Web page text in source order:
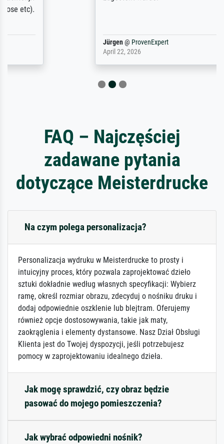
ProvenExpert
FAQ – Najczęściej
zadawane pytania
dotyczące Meisterdrucke
Na czym polega personalizacja?
Personalizacja wydruku w Meisterdrucke to prosty i
intuicyjny proces, który pozwala zaprojektować dzieło
sztuki dokładnie według własnych specyfikacji: Wybierz
ramę, określ rozmiar obrazu, zdecyduj o nośniku druku i
dodaj odpowiednie oszklenie lub blejtram. Oferujemy
również opcje dostosowywania, takie jak maty,
zaokrąglenia i elementy dystansowe. Nasz Dział Obsługi
Klienta jest do Twojej dyspozycji, jeśli potrzebujesz
pomocy w zaprojektowaniu idealnego dzieła.
Jak mogę sprawdzić, czy obraz będzie
pasować do mojego pomieszczenia?
Jak wybrać odpowiedni nośnik?